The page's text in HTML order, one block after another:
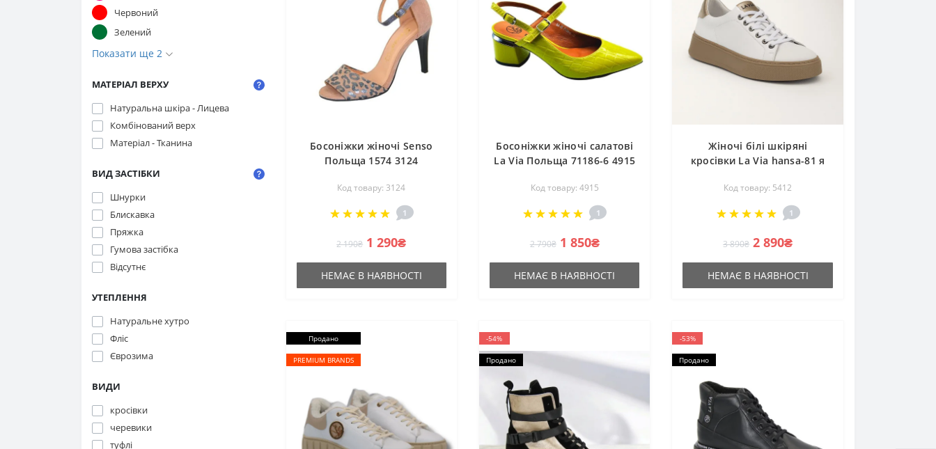
Червоний
Зелений
Показати ще 2
МАТЕРІАЛ ВЕРХУ
Натуральна шкіра - Лицева
Комбінований верх
Матеріал - Тканина
ВИД ЗАСТІБКИ
Шнурки
Блискавка
Пряжка
Гумова застібка
Відсутнє
УТЕПЛЕННЯ
Натуральне хутро
Фліс
Єврозима
ВИДИ
кросівки
черевики
туфлі
Босоніжки жіночі Senso
Польща 1574 3124
Код товару: 3124
1
2 190₴ 1 290₴
НЕМАЄ В НАЯВНОСТІ
Босоніжки жіночі салатові
La Via Польща 71186-6 4915
Код товару: 4915
1
2 790₴ 1 850₴
НЕМАЄ В НАЯВНОСТІ
Жіночі білі шкіряні
кросівки La Via hansa-81 я
шкіри по знижці від
польської фабрики
Код товару: 5412
1
3 890₴ 2 890₴
НЕМАЄ В НАЯВНОСТІ
Продано
PREMIUM BRANDS
-54%
Продано
-53%
Продано